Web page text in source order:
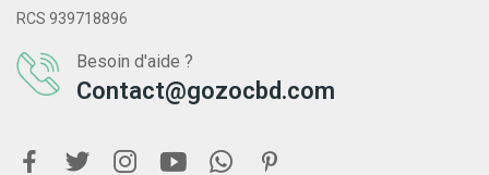
RCS 939718896
Besoin d'aide ?
Contact@gozocbd.com